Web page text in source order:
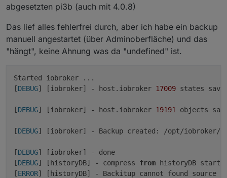
https://forum.iobroker.net/post/760337
abgesetzten pi3b (auch mit 4.0.8)
Das lief alles fehlerfrei durch, aber ich habe ein backup
manuell angestartet (über Adminoberfläche) und das
"hängt", keine Ahnung was da "undefined" ist.
Started iobroker ...
[DEBUG] [iobroker] - host.iobroker 17009 states
[DEBUG] [iobroker] - host.iobroker 19191 objects
[DEBUG] [iobroker] - Backup created: /opt/iobroker/
[DEBUG] [iobroker] - done
[DEBUG] [historyDB] - compress from historyDB
[ERROR] [historyDB] - Backitup cannot found source